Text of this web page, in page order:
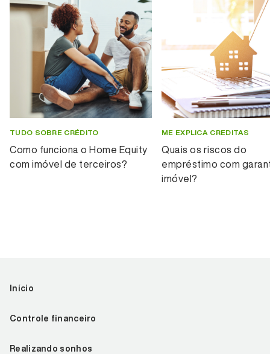
TUDO SOBRE CRÉDITO
Como funciona o Home Equity
com imóvel de terceiros?
ME EXPLICA CREDITAS
Quais os riscos do
empréstimo com
imóvel?
Início
Controle financeiro
Realizando sonhos